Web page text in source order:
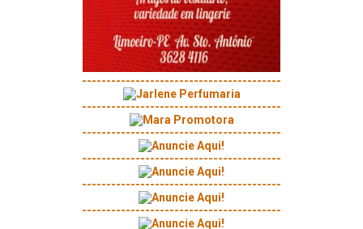
-----------------------------------------
-----------------------------------------
-----------------------------------------
-----------------------------------------
-----------------------------------------
-----------------------------------------